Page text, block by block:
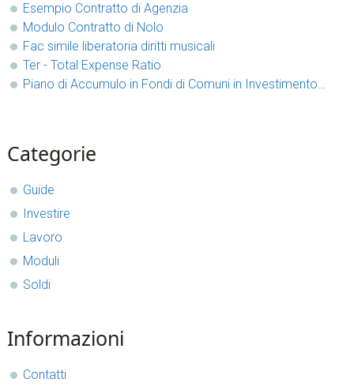
Esempio Contratto di Agenzia
Modulo Contratto di Nolo
Fac simile liberatoria diritti musicali​
Ter - Total Expense Ratio
Piano di Accumulo in Fondi di Comuni in Investimento…
sidebar
Blog
Categorie
Guide
Investire
Lavoro
Moduli
Soldi
Informazioni
Contatti